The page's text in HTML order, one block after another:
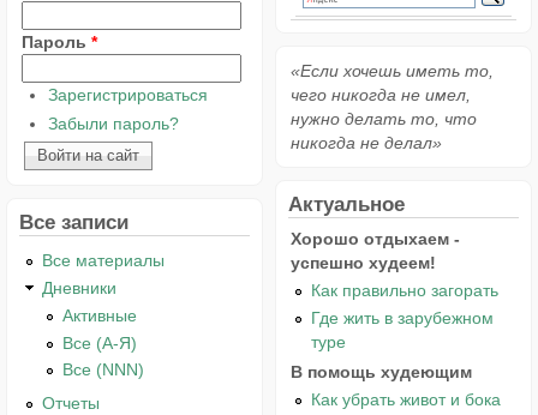
Пароль *
Зарегистрироваться
Забыли пароль?
Все записи
Все материалы
Дневники
Активные
Все (А-Я)
Все (NNN)
Отчеты
«Если хочешь иметь то,
чего никогда не имел,
нужно делать то, что
никогда не делал»
Актуальное
Хорошо отдыхаем -
успешно худеем!
Как правильно загорать
Где жить в зарубежном
туре
В помощь худеющим
Как убрать живот и бока